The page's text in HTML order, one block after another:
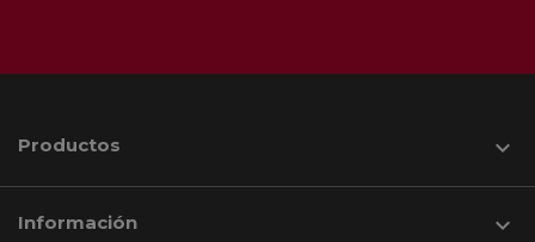
Productos 
Información 